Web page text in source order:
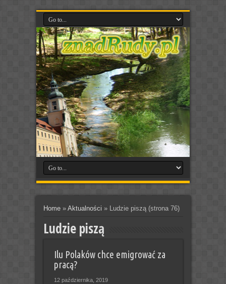
Home» Aktualności » Ludzie piszą(strona 76)
Ludzie piszą
Ilu Polaków chce emigrować za
pracą?
12 października, 2019